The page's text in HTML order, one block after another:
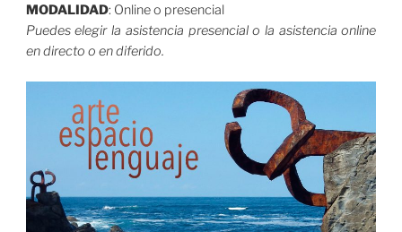
MODALIDAD: Online o presencial
Puedes elegir la asistencia presencial o la asistencia online
en directo o en diferido.